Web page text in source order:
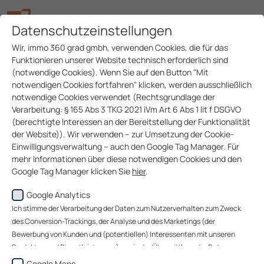
Kurzzeit­wohnen
in Wien
Room4Rent - Serviced
Apartments
Room4Rent (R4R)ist eine Marke der immo 360 grad
gmbh und bietetservicierte Apartments für temporäres
Wohnen in Wien. An sieben Standorten stehen voll
Datenschutzeinstellungen
Wir, immo 360 grad gmbh, verwenden Cookies, die für das
Funktionieren unserer Website technisch erforderlich sind
(notwendige Cookies). Wenn Sie auf den Button "Mit
notwendigen Cookies fortfahren" klicken, werden ausschließlich
notwendige Cookies verwendet (Rechtsgrundlage der
Verarbeitung: § 165 Abs 3 TKG 2021 iVm Art 6 Abs 1 lit f DSGVO
(berechtigte Interessen an der Bereitstellung der Funktionalität
der Website)). Wir verwenden – zur Umsetzung der Cookie-
Einwilligungsverwaltung – auch den Google Tag Manager. Für
mehr Informationen über diese notwendigen Cookies und den
Google Tag Manager klicken Sie hier.
Wenn Sie auf den Button "Alle akzeptieren" klicken, werden
Daten zu Ihrem Nutzerverhalten zum Zweck des Conversion-
Trackings (über welche Website gelangen unsere Website-
Besucher zu uns?), der Analyse unserer Website-Besucher und
des Website-Nutzungsverhaltens sowie des Marketings
(Bewerbung von Kunden und (potentiellen) Interessenten mit
Google Analytics
Ich stimme der Verarbeitung der Daten zum Nutzerverhalten zum Zweck
des Conversion-Trackings, der Analyse und des Marketings (der
Bewerbung von Kunden und (potentiellen) Interessenten mit unseren
Produkten und Dienstleistungen) sowie der Übermittlung der Daten an
Google Ireland Limited, an Google LLC (USA) sowie an immo 360 grad